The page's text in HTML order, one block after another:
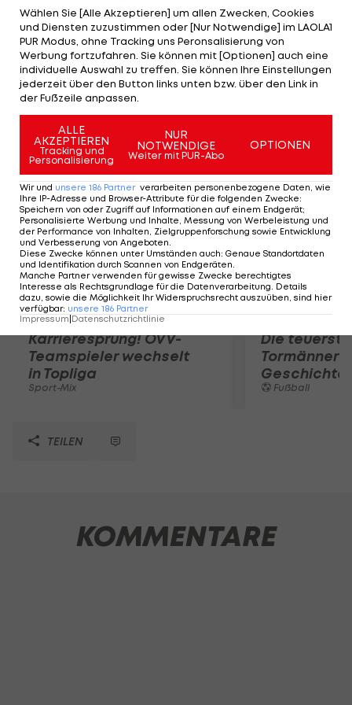
Herausforderer Nummer eins im Halbschwer- als
auch Schwergewicht, erhielt aber nie einen WM-
Kampf. 1999 wurde "The Cleveland Spiderman" in
die World Boxing Hall of Fame aufgenommen. Das
Ring Magazine kürte ihn zum sechstbesten
Halbschwergewichtler aller Zeiten.
Mehr zum Thema
Karrieresprung! ÖVV-
Teamspieler wechselt
in Topliga
Sport-Mix
Die
Tormänner
Geschichte
Fußball
TEILEN
KOMMENTARE
Wählen Sie [Alle Akzeptieren] um allen Zwecken, Cookies
und Diensten zuzustimmen oder [Nur Notwendige] im LAOLA1
PUR Modus, ohne Tracking uns Peronsalisierung von
Werbung fortzufahren. Sie können mit [Optionen] auch eine
individuelle Auswahl zu treffen. Sie können Ihre Einstellungen
jederzeit über den Button links unten bzw. über den Link in
der Fußzeile anpassen.
ALLE
AKZEPTIEREN
Tracking und
Personalisierung
NUR
NOTWENDIGE
Weiter mit PUR-Abo
OPTIONEN
Wir und unsere 186 Partner verarbeiten personenbezogene Daten, wie
Ihre IP-Adresse und Browser-Attribute für die folgenden Zwecke:
Speichern von oder Zugriff auf Informationen auf einem Endgerät;
Personalisierte Werbung und Inhalte, Messung von Werbeleistung und
der Performance von Inhalten, Zielgruppenforschung sowie Entwicklung
und Verbesserung von Angeboten.
Diese Zwecke können unter Umständen auch: Genaue Standortdaten
und Identifikation durch Scannen von Endgeräten.
Manche Partner verwenden für gewisse Zwecke berechtigtes
Interesse als Rechtsgrundlage für die Datenverarbeitung. Details
dazu, sowie die Möglichkeit Ihr Widerspruchsrecht auszuüben, sind hier
verfügbar: unsere 186 Partner
Impressum Datenschutzrichtlinie